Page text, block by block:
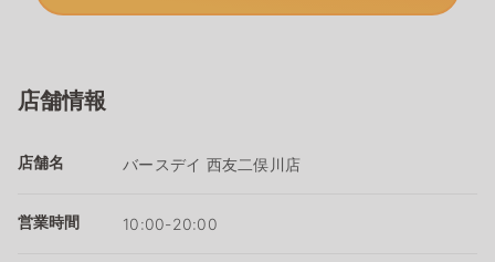
店舗情報
店舗名 バースデイ 西友二俣川店
営業時間 10:00-20:00